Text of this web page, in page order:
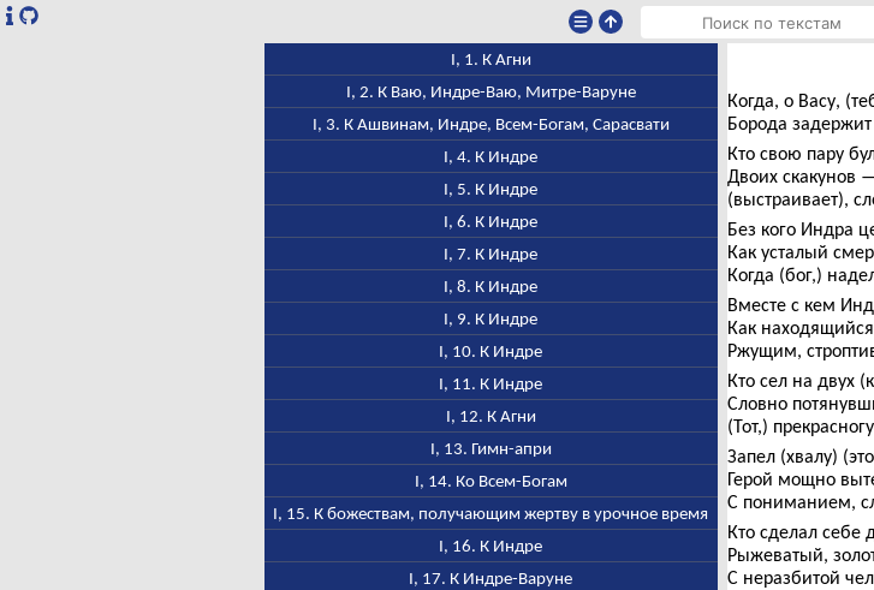
I, 1. К Агни
I, 2. К Ваю, Индре-Ваю, Митре-Варуне
I, 3. К Ашвинам, Индре, Всем-Богам, Сарасвати
I, 4. К Индре
I, 5. К Индре
I, 6. К Индре
I, 7. К Индре
I, 8. К Индре
I, 9. К Индре
I, 10. К Индре
I, 11. К Индре
I, 12. К Агни
I, 13. Гимн-апри
I, 14. Ко Всем-Богам
I, 15. К божествам, получающим жертву в урочное время
I, 16. К Индре
I, 17. К Индре-Варуне
Когда, о Васу,
Борода
Кто свою пару
Двоих скакунов
(выстраивает),
Без кого Индра
Как усталый
Когда (бог,)
Вместе с кем
Как
Ржущим,
Кто сел на двух
Словно
(Тот,)
Запел (хвалу)
Герой мощно
С пониманием,
Кто сделал себе
Рыжеватый,
С неразбитой